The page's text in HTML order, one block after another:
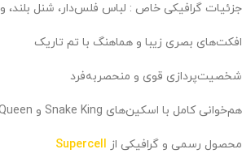
جزئیات گرافیکی خاص : لباس فلس‌دار، شنل بلند، و
افکت‌های بصری زیبا و هماهنگ با تم تاریک
شخصیت‌پردازی قوی و منحصر‌به‌فرد
هم‌خوانی کامل با اسکین‌های Snake King و Snake Queen
محصول رسمی و گرافیکی از Supercell